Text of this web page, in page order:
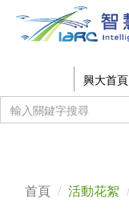
興大首頁
首頁 活動花絮